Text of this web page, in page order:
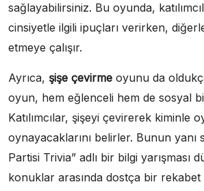
sağlayabilirsiniz. Bu oyunda,
cinsiyetle ilgili ipuçları verirken,
etmeye çalışır.
Ayrıca, şişe çevirme oyunu da
oyun, hem eğlenceli hem de sosyal
Katılımcılar, şişeyi çevirerek kiminle
oynayacaklarını belirler. Bunun yanı
Partisi Trivia” adlı bir bilgi yarışması
konuklar arasında dostça bir